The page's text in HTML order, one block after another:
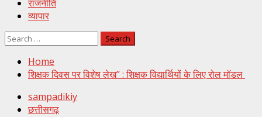
राजनीति
व्यापार
Search
Home
शिक्षक दिवस पर विशेष लेख’’ : शिक्षक विद्यार्थियों के लिए रोल मॉडल
sampadikiy
छत्तीसगढ़